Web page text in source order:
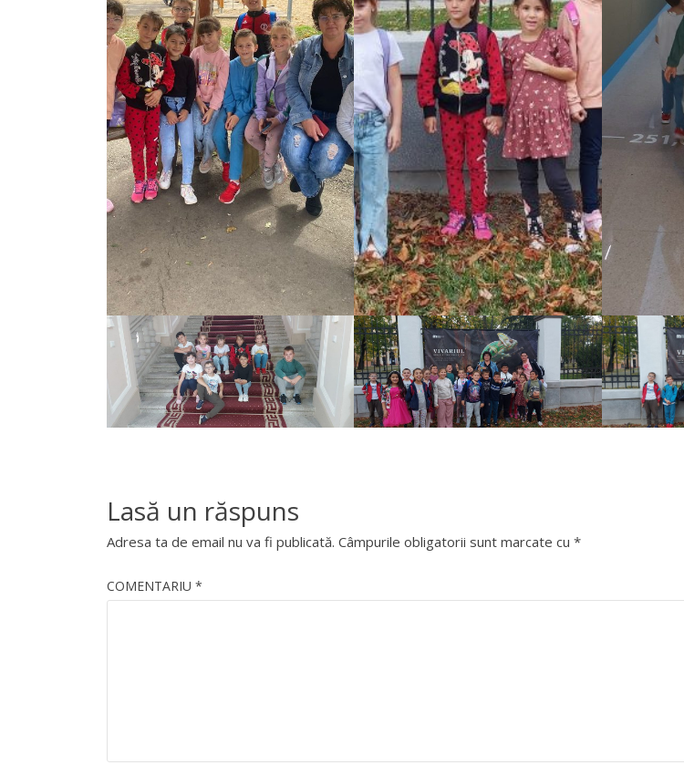
Lasă un răspuns
Adresa ta de email nu va fi publicată. Câmpurile obligatorii sunt marcate cu *
COMENTARIU *